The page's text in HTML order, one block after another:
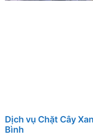
Dịch vụ Chặt Cây
Bình